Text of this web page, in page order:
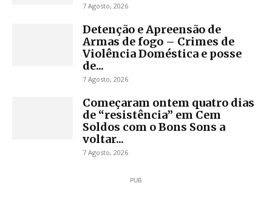
7 Agosto, 2026
Detenção e Apreensão de
Armas de fogo – Crimes de
Violência Doméstica e posse
de...
7 Agosto, 2026
Começaram ontem quatro dias
de “resistência” em Cem
Soldos com o Bons Sons a
voltar...
7 Agosto, 2026
PUB